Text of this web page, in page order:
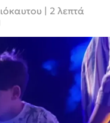
| 2 λεπτά